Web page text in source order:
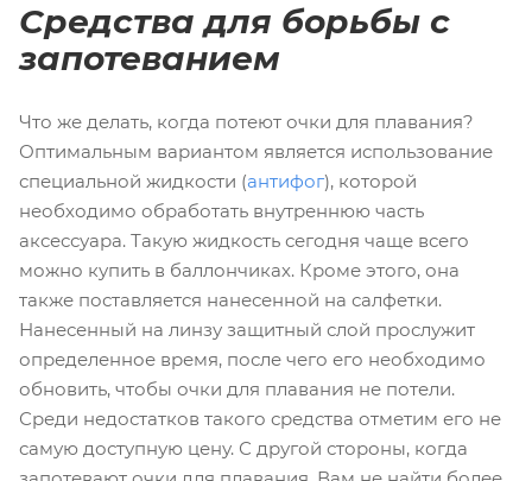
Средства для борьбы с
запотеванием
Что же делать, когда потеют очки для плавания?
Оптимальным вариантом является использование
специальной жидкости (антифог), которой
необходимо обработать внутреннюю часть
аксессуара. Такую жидкость сегодня чаще всего
можно купить в баллончиках. Кроме этого, она
также поставляется нанесенной на салфетки.
Нанесенный на линзу защитный слой прослужит
определенное время, после чего его необходимо
обновить, чтобы очки для плавания не потели.
Среди недостатков такого средства отметим его не
самую доступную цену. С другой стороны, когда